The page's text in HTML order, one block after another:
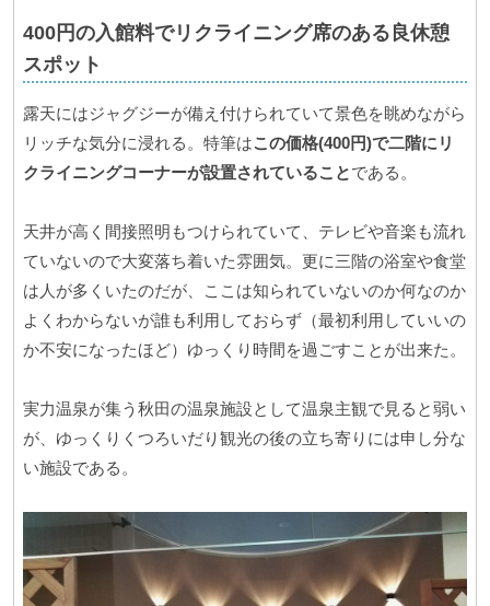
400円の入館料でリクライニング席のある良休憩
スポット
露天にはジャグジーが備え付けられていて景色を眺めながら
リッチな気分に浸れる。特筆はこの価格(400円)で二階にリ
クライニングコーナーが設置されていることである。
天井が高く間接照明もつけられていて、テレビや音楽も流れ
ていないので大変落ち着いた雰囲気。更に三階の浴室や食堂
は人が多くいたのだが、ここは知られていないのか何なのか
よくわからないが誰も利用しておらず（最初利用していいの
か不安になったほど）ゆっくり時間を過ごすことが出来た。
実力温泉が集う秋田の温泉施設として温泉主観で見ると弱い
が、ゆっくりくつろいだり観光の後の立ち寄りには申し分な
い施設である。